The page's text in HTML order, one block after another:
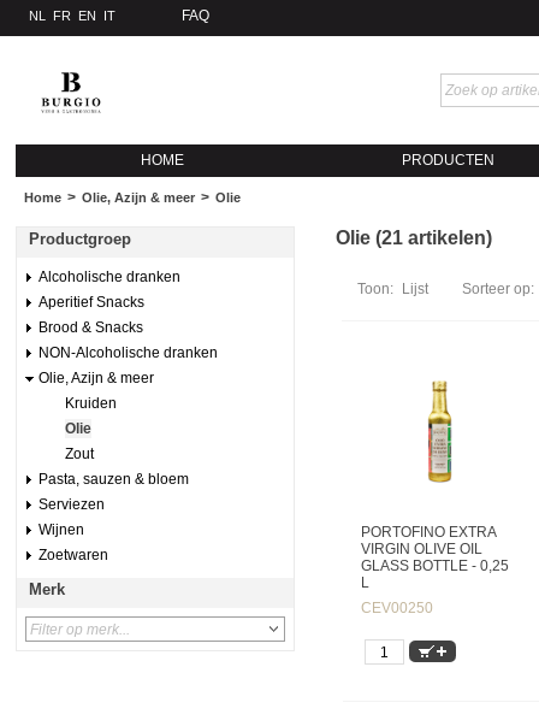
NL FR EN IT FAQ
HOME PRODUCTEN
Home > Olie, Azijn & meer > Olie
Productgroep
Alcoholische dranken
Aperitief Snacks
Brood & Snacks
NON-Alcoholische dranken
Olie, Azijn & meer
Kruiden
Olie
Zout
Pasta, sauzen & bloem
Serviezen
Wijnen
Zoetwaren
Merk
Olie (21 artikelen)
Toon: Lijst Sorteer op:
PORTOFINO EXTRA
VIRGIN OLIVE OIL
GLASS BOTTLE - 0,25
L
CEV00250